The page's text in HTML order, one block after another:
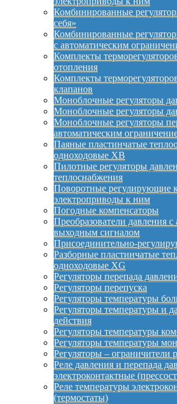
Комбинированные
себя»
Комбинированные
с автоматическим
Комплекты
отопления
Комплекты
клапанов
Моноблочные регуляторы
Моноблочные регуляторы
Моноблочные регуляторы
автоматическим
Паяные пластинчатые
одноходовые XB
Пилотные регуляторы
теплоснабжения
Поворотные регулирующие
электроприводы к ним
Погодные компенсаторы
Преобразователи давления
выходным сигналом
Присоединительно-
Разборные пластинчатые
одноходовые XG
Регуляторы перепада
Регуляторы перепуска
Регуляторы температуры
Регуляторы температуры и
действия
Регуляторы температуры
Регуляторы температуры
Регуляторы – ограничители
Реле давления и перепада
электроконтактные
Реле температуры
(термостаты)